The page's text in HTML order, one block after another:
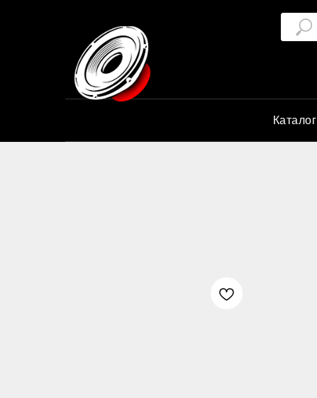
Каталог